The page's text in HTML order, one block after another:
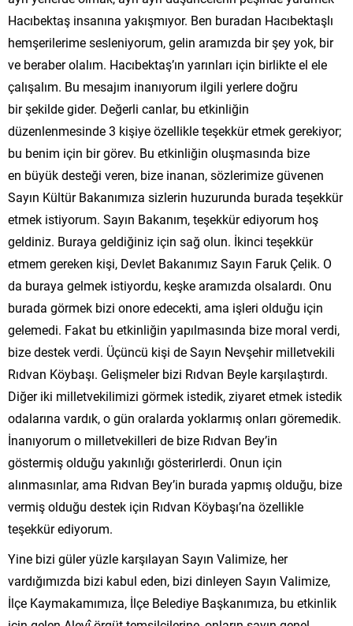
Hacıbektaş insanına yakışmıyor. Ben buradan Hacıbektaşlı
hemşerilerime sesleniyorum, gelin aramızda bir şey yok, bir
ve beraber olalım. Hacıbektaş’ın yarınları için birlikte el ele
çalışalım. Bu mesajım inanıyorum ilgili yerlere doğru
bir şekilde gider. Değerli canlar, bu etkinliğin
düzenlenmesinde 3 kişiye özellikle teşekkür etmek gerekiyor;
bu benim için bir görev. Bu etkinliğin oluşmasında bize
en büyük desteği veren, bize inanan, sözlerimize güvenen
Sayın Kültür Bakanımıza sizlerin huzurunda burada teşekkür
etmek istiyorum. Sayın Bakanım, teşekkür ediyorum hoş
geldiniz. Buraya geldiğiniz için sağ olun. İkinci teşekkür
etmem gereken kişi, Devlet Bakanımız Sayın Faruk Çelik. O
da buraya gelmek istiyordu, keşke aramızda olsalardı. Onu
burada görmek bizi onore edecekti, ama işleri olduğu için
gelemedi. Fakat bu etkinliğin yapılmasında bize moral verdi,
bize destek verdi. Üçüncü kişi de Sayın Nevşehir milletvekili
Rıdvan Köybaşı. Gelişmeler bizi Rıdvan Beyle karşılaştırdı.
Diğer iki milletvekilimizi görmek istedik, ziyaret etmek istedik
odalarına vardık, o gün oralarda yoklarmış onları göremedik.
İnanıyorum o milletvekilleri de bize Rıdvan Bey’in
göstermiş olduğu yakınlığı gösterirlerdi. Onun için
alınmasınlar, ama Rıdvan Bey’in burada yapmış olduğu, bize
vermiş olduğu destek için Rıdvan Köybaşı’na özellikle
teşekkür ediyorum.
Yine bizi güler yüzle karşılayan Sayın Valimize, her
vardığımızda bizi kabul eden, bizi dinleyen Sayın Valimize,
İlçe Kaymakamımıza, İlçe Belediye Başkanımıza, bu etkinlik